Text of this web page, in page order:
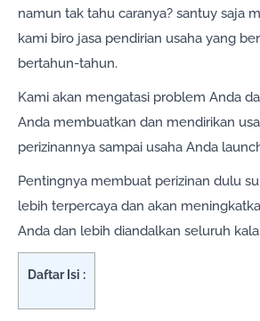
namun tak tahu caranya? santuy saja
kami biro jasa pendirian usaha yang
bertahun-tahun.
Kami akan mengatasi problem Anda
Anda membuatkan dan mendirikan
perizinannya sampai usaha Anda
Pentingnya membuat perizinan dulu
lebih terpercaya dan akan
Anda dan lebih diandalkan seluruh
Daftar Isi :